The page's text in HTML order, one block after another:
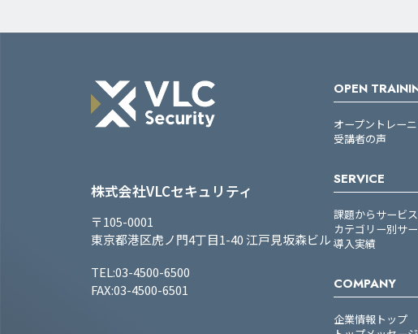
株式会社VLCセキュリティ
〒105-0001
東京都港区虎ノ門4丁目1-40 江戸見坂森ビル
TEL:03-4500-6500
FAX:03-4500-6501
OPEN
オープントレー
受講者の声
SERVICE
課題からサービ
カテゴリー別サ
導入実績
COMPANY
企業情報トップ